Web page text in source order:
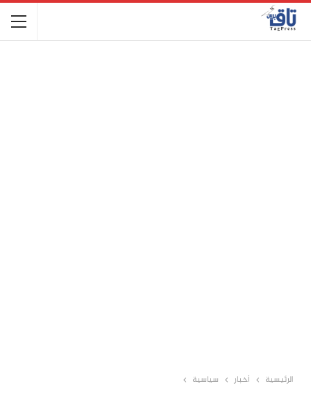
الرئيسية أخبار سياسية